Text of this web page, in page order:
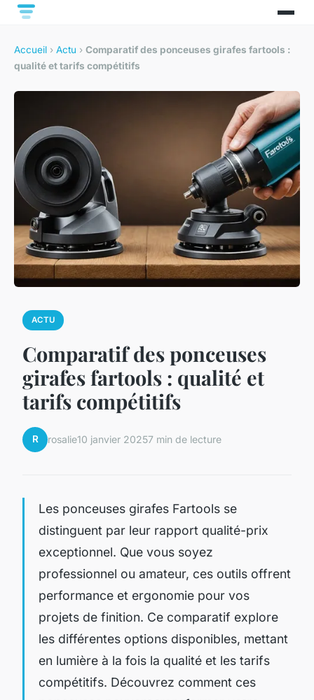
Accueil › Actu › Comparatif des ponceuses girafes fartools :
qualité et tarifs compétitifs
ACTU
Comparatif des ponceuses
girafes fartools : qualité et
tarifs compétitifs
R rosalie10 janvier 20257 min de lecture
Les ponceuses girafes Fartools se
distinguent par leur rapport qualité-prix
exceptionnel. Que vous soyez
professionnel ou amateur, ces outils offrent
performance et ergonomie pour vos
projets de finition. Ce comparatif explore
les différentes options disponibles, mettant
en lumière à la fois la qualité et les tarifs
compétitifs. Découvrez comment ces